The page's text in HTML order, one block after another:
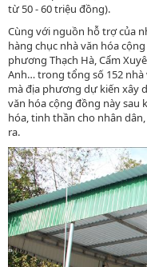
từ 50 - 60 triệu đồng).
Cùng với nguồn hỗ trợ của
hàng chục nhà văn hóa
phương Thạch Hà, Cẩm
Anh… trong tổng số 152
mà địa phương dự kiến xây
văn hóa cộng đồng này sau
hóa, tinh thần cho nhân
ra.